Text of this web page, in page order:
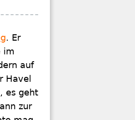
. Er
im
auf
Havel
es geht
zur